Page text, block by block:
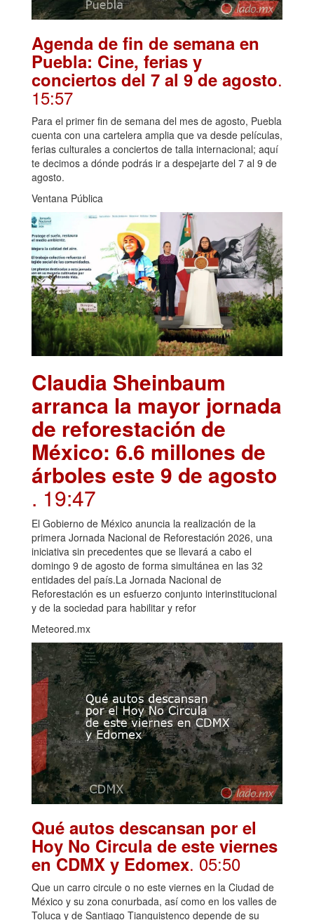
Agenda de fin de semana en
Puebla: Cine, ferias y
conciertos del 7 al 9 de agosto.
15:57
Para el primer fin de semana del mes de agosto, Puebla
cuenta con una cartelera amplia que va desde películas,
ferias culturales a conciertos de talla internacional; aquí
te decimos a dónde podrás ir a despejarte del 7 al 9 de
agosto.
Ventana Pública
Claudia Sheinbaum
arranca la mayor jornada
de reforestación de
México: 6.6 millones de
árboles este 9 de agosto
. 19:47
El Gobierno de México anuncia la realización de la
primera Jornada Nacional de Reforestación 2026, una
iniciativa sin precedentes que se llevará a cabo el
domingo 9 de agosto de forma simultánea en las 32
entidades del país.La Jornada Nacional de
Reforestación es un esfuerzo conjunto interinstitucional
y de la sociedad para habilitar y refor
Meteored.mx
Qué autos descansan por el
Hoy No Circula de este viernes
en CDMX y Edomex. 05:50
Que un carro circule o no este viernes en la Ciudad de
México y su zona conurbada, así como en los valles de
Toluca y de Santiago Tianguistenco depende de su